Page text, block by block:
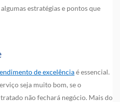
estratégias e pontos que
de excelênciaé essencial.
seja muito bom, se o
não fechará negócio. Mais do